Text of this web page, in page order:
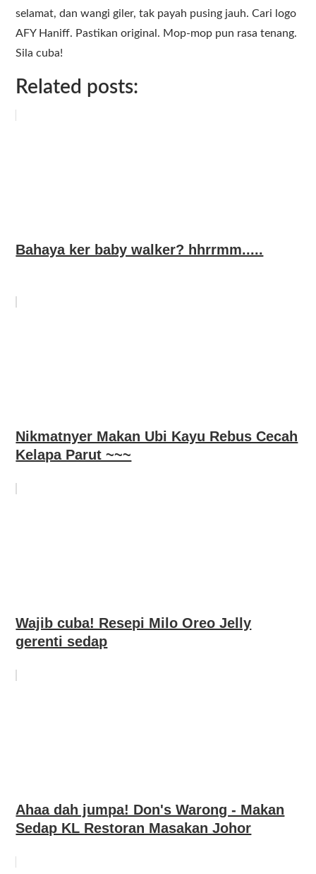
selamat, dan wangi giler, tak payah pusing jauh. Cari logo
AFY Haniff. Pastikan original. Mop-mop pun rasa tenang.
Sila cuba!
Related posts:
Bahaya ker baby walker? hhrrmm.....
Nikmatnyer Makan Ubi Kayu Rebus Cecah
Kelapa Parut ~~~
Wajib cuba! Resepi Milo Oreo Jelly
gerenti sedap
Ahaa dah jumpa! Don's Warong - Makan
Sedap KL Restoran Masakan Johor